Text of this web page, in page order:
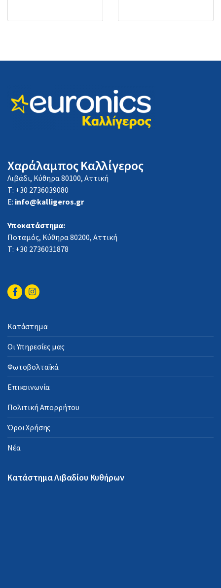
Χαράλαμπος Καλλίγερος
Λιβάδι, Κύθηρα 80100, Αττική
Τ: +30 2736039080
E: info@kalligeros.gr
Υποκατάστημα:
Ποταμός, Κύθηρα 80200, Αττική
Τ: +30 2736031878
Κατάστημα
Οι Υπηρεσίες μας
Φωτοβολταϊκά
Επικοινωνία
Πολιτική Απορρήτου
Όροι Χρήσης
Νέα
Κατάστημα Λιβαδίου Κυθήρων